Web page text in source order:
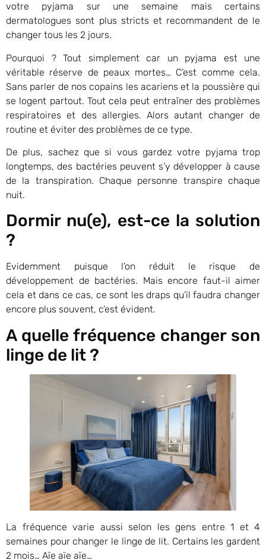
votre pyjama sur une semaine mais certains
dermatologues sont plus stricts et recommandent de le
changer tous les 2 jours.
Pourquoi ? Tout simplement car un pyjama est une
véritable réserve de peaux mortes… C’est comme cela.
Sans parler de nos copains les acariens et la poussière qui
se logent partout. Tout cela peut entraîner des problèmes
respiratoires et des allergies. Alors autant changer de
routine et éviter des problèmes de ce type.
De plus, sachez que si vous gardez votre pyjama trop
longtemps, des bactéries peuvent s’y développer à cause
de la transpiration. Chaque personne transpire chaque
nuit.
Dormir nu(e), est-ce la solution
?
Evidemment puisque l’on réduit le risque de
développement de bactéries. Mais encore faut-il aimer
cela et dans ce cas, ce sont les draps qu’il faudra changer
encore plus souvent, c’est évident.
A quelle fréquence changer son
linge de lit ?
La fréquence varie aussi selon les gens entre 1 et 4
semaines pour changer le linge de lit. Certains les gardent
2 mois… Aïe aïe aïe…